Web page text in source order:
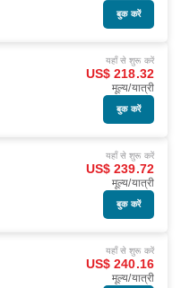
बुक करें
यहाँ से शुरू करें
US$ 218.32
मूल्य/यात्री
बुक करें
यहाँ से शुरू करें
US$ 239.72
मूल्य/यात्री
बुक करें
यहाँ से शुरू करें
US$ 240.16
मूल्य/यात्री